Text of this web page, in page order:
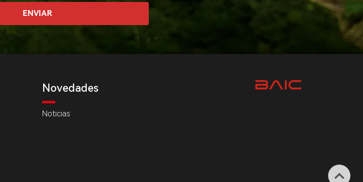
Novedades
Noticias